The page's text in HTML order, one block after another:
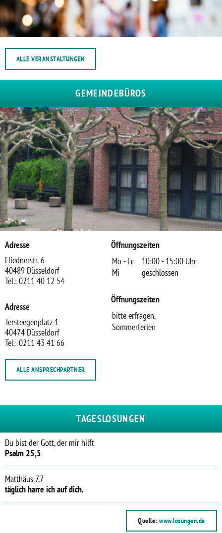
ALLE VERANSTALTUNGEN
GEMEINDEBÜROS
Adresse
Fliednerstr. 6
40489 Düsseldorf
Tel.: 0211 40 12 54
Adresse
Tersteegenplatz 1
40474 Düsseldorf
Tel.: 0211 43 41 66
Öffnungszeiten
Mo - Fr
10:00 - 15:00 Uhr
Mi
geschlossen
Öffnungszeiten
bitte erfragen,
Sommerferien
ALLE ANSPRECHPARTNER
TAGESLOSUNGEN
Du bist der Gott, der mir hilft
Psalm 25,5
Matthäus 7,7
täglich harre ich auf dich.
Quelle: www.losungen.de